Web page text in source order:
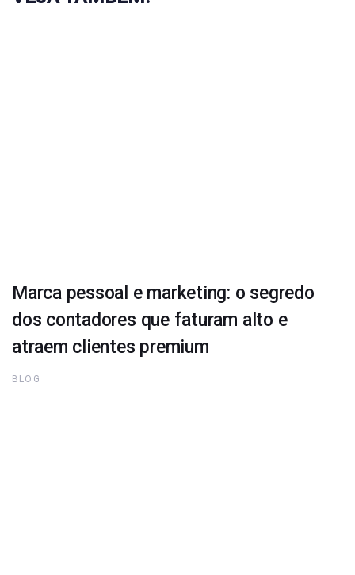
Marca pessoal e marketing: o segredo
dos contadores que faturam alto e
atraem clientes premium
BLOG